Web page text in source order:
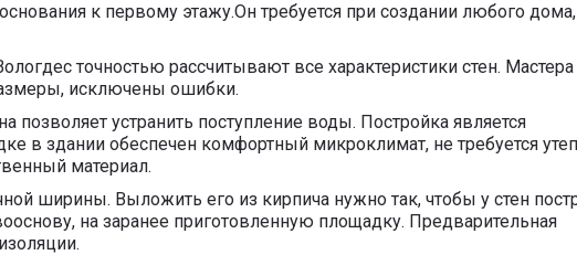
к первому этажу.Он требуется при создании любого дома,
точностью рассчитывают все характеристики стен. Мастера
исключены ошибки.
устранить поступление воды. Постройка является
в здании обеспечен комфортный микроклимат, не требуется
материал.
ширины. Выложить его из кирпича нужно так, чтобы у стен
на заранее приготовленную площадку. Предварительная